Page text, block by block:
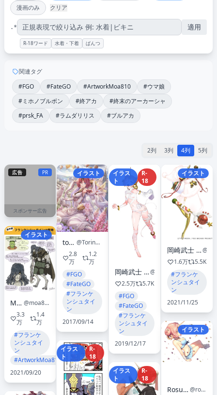
漫画のみ
クリア
.* 適用
R-18ワード 水着・下着 ぱんつ
関連タグ
#FGO
#FateGO #ArtworkMoa810
#ウマ娘
#ミホノブルボン
#終アカ
#終末のアーカーシャ
#prsk_FA
#ラムダリリス #ブルアカ
2列 3列 4列 5列
広告 PR
スポンサー広告
イラスト
Moa
@moa810
3.3
万
1.4
万
#フランケ
ンシュタイ
ン
#ArtworkMoa810
2021/09/20
イラスト
torino
@TorinoAqua
2.8
万
1.2
万
#FGO
#FateGO
#フランケ
ンシュタイ
ン
2017/09/14
イラス
ト
R-
18
イラス
ト
R-
18
岡崎武士 月刊ヤンマガ『精霊使い -些の塵滓-』連載中
2.5万
5.7K
#FGO
#FateGO
#フランケ
ンシュタイ
ン
2019/12/17
イラス
ト
R-
18
イラスト
岡崎武士 月刊ヤンマガ『精霊使い -些の塵滓-』連載中
1.6万
5.5K
#フランケ
ンシュタイ
ン
2021/11/25
イラスト
Rosuuri🐰
@rosuuri